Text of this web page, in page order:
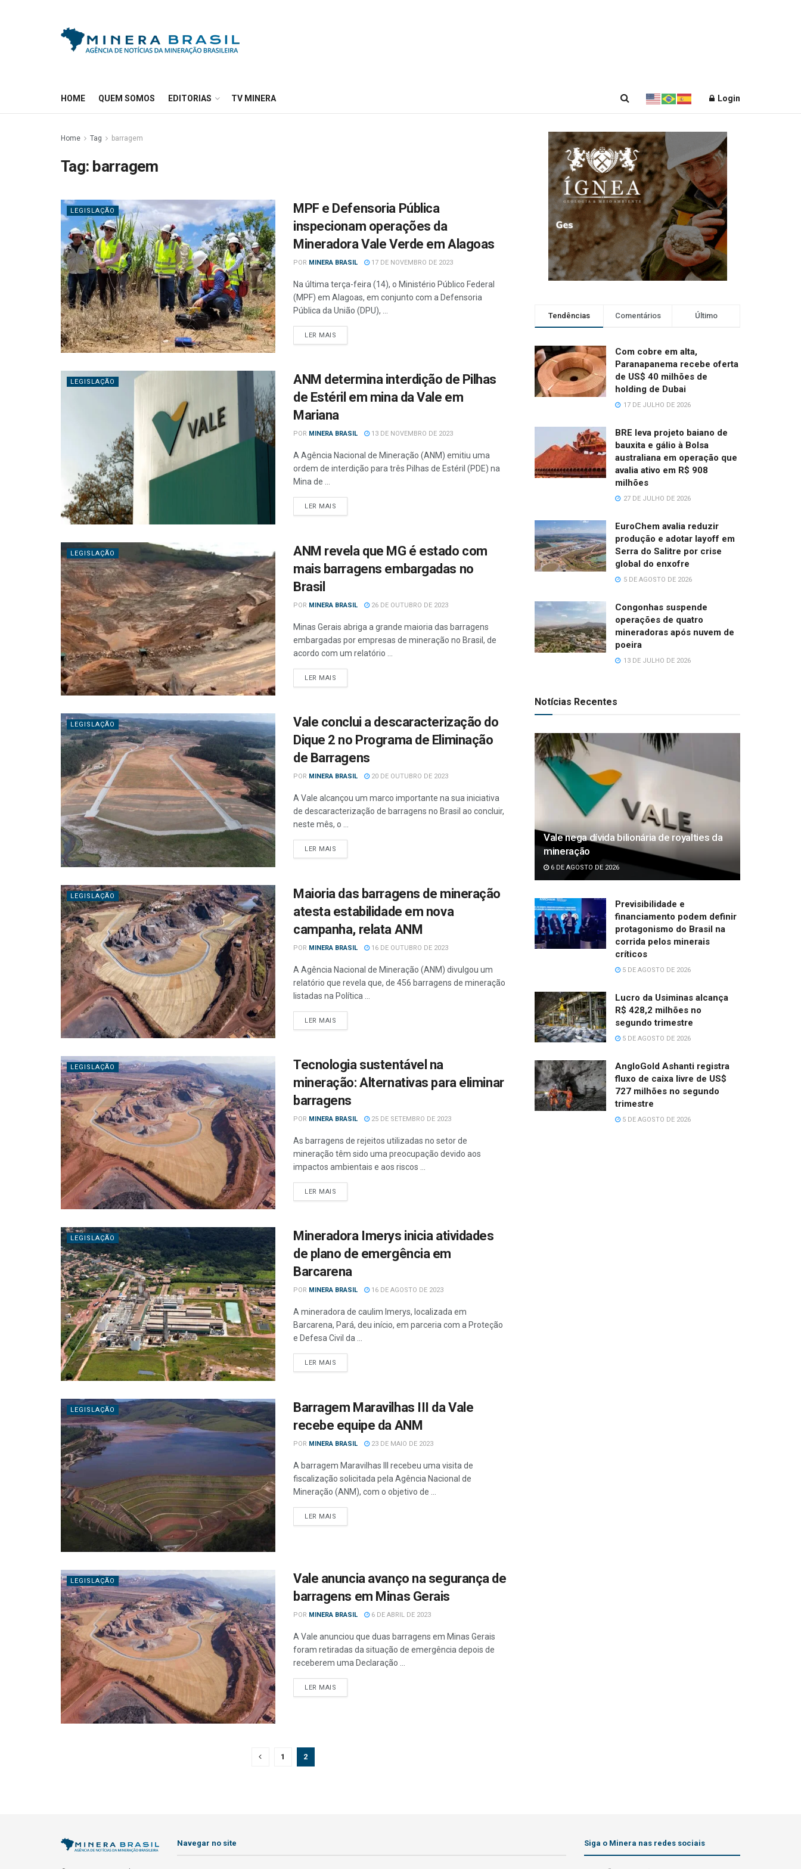
HOME QUEM SOMOS EDITORIAS TV MINERA Login
Home Tag barragem
Tag: barragem
LEGISLAÇÃO
MPF e Defensoria Pública
inspecionam operações da
Mineradora Vale Verde em Alagoas
POR MINERA BRASIL 17 DE NOVEMBRO DE 2023
Na última terça-feira (14), o Ministério Público Federal
(MPF) em Alagoas, em conjunto com a Defensoria
Pública da União (DPU), ...
LER MAIS
LEGISLAÇÃO
ANM determina interdição de Pilhas
de Estéril em mina da Vale em
Mariana
POR MINERA BRASIL 13 DE NOVEMBRO DE 2023
A Agência Nacional de Mineração (ANM) emitiu uma
ordem de interdição para três Pilhas de Estéril (PDE) na
Mina de ...
LER MAIS
LEGISLAÇÃO
ANM revela que MG é estado com
mais barragens embargadas no
Brasil
POR MINERA BRASIL 26 DE OUTUBRO DE 2023
Minas Gerais abriga a grande maioria das barragens
embargadas por empresas de mineração no Brasil, de
acordo com um relatório ...
LER MAIS
LEGISLAÇÃO
Vale conclui a descaracterização do
Dique 2 no Programa de Eliminação
de Barragens
POR MINERA BRASIL 20 DE OUTUBRO DE 2023
A Vale alcançou um marco importante na sua iniciativa
de descaracterização de barragens no Brasil ao concluir,
neste mês, o ...
LER MAIS
LEGISLAÇÃO
Maioria das barragens de mineração
atesta estabilidade em nova
campanha, relata ANM
POR MINERA BRASIL 16 DE OUTUBRO DE 2023
A Agência Nacional de Mineração (ANM) divulgou um
relatório que revela que, de 456 barragens de mineração
listadas na Política ...
LER MAIS
LEGISLAÇÃO
Tecnologia sustentável na
mineração: Alternativas para eliminar
barragens
POR MINERA BRASIL 25 DE SETEMBRO DE 2023
As barragens de rejeitos utilizadas no setor de
mineração têm sido uma preocupação devido aos
impactos ambientais e aos riscos ...
LER MAIS
LEGISLAÇÃO
Mineradora Imerys inicia atividades
de plano de emergência em
Barcarena
POR MINERA BRASIL 16 DE AGOSTO DE 2023
A mineradora de caulim Imerys, localizada em
Barcarena, Pará, deu início, em parceria com a Proteção
e Defesa Civil da ...
LER MAIS
LEGISLAÇÃO
Barragem Maravilhas III da Vale
recebe equipe da ANM
POR MINERA BRASIL 23 DE MAIO DE 2023
A barragem Maravilhas III recebeu uma visita de
fiscalização solicitada pela Agência Nacional de
Mineração (ANM), com o objetivo de ...
LER MAIS
LEGISLAÇÃO
Vale anuncia avanço na segurança de
barragens em Minas Gerais
POR MINERA BRASIL 6 DE ABRIL DE 2023
A Vale anunciou que duas barragens em Minas Gerais
foram retiradas da situação de emergência depois de
receberem uma Declaração ...
LER MAIS
1 2
Tendências Comentários Último
Com cobre em alta,
Paranapanema recebe oferta
de US$ 40 milhões de
holding de Dubai
17 DE JULHO DE 2026
BRE leva projeto baiano de
bauxita e gálio à Bolsa
australiana em operação que
avalia ativo em R$ 908
milhões
27 DE JULHO DE 2026
EuroChem avalia reduzir
produção e adotar layoff em
Serra do Salitre por crise
global do enxofre
5 DE AGOSTO DE 2026
Congonhas suspende
operações de quatro
mineradoras após nuvem de
poeira
13 DE JULHO DE 2026
Notícias Recentes
Vale nega dívida bilionária de royalties da
mineração
6 DE AGOSTO DE 2026
Previsibilidade e
financiamento podem definir
protagonismo do Brasil na
corrida pelos minerais
críticos
5 DE AGOSTO DE 2026
Lucro da Usiminas alcança
R$ 428,2 milhões no
segundo trimestre
5 DE AGOSTO DE 2026
AngloGold Ashanti registra
fluxo de caixa livre de US$
727 milhões no segundo
trimestre
5 DE AGOSTO DE 2026
Navegar no site Siga o Minera nas redes sociais